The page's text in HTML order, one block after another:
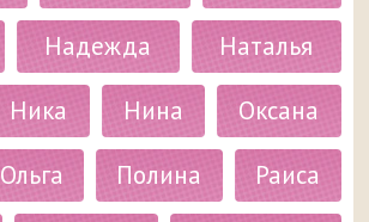
Надежда
Наталья
Ника Нина
Оксана
Ольга Полина
Раиса